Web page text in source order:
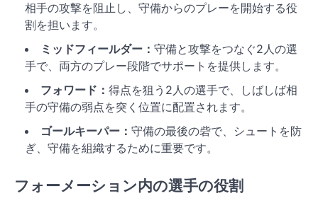
相手の攻撃を阻止し、守備からのプレーを開始する役
割を担います。
ミッドフィールダー： 守備と攻撃をつなぐ2人の選
手で、両方のプレー段階でサポートを提供します。
フォワード： 得点を狙う2人の選手で、しばしば相
手の守備の弱点を突く位置に配置されます。
ゴールキーパー： 守備の最後の砦で、シュートを防
ぎ、守備を組織するために重要です。
フォーメーション内の選手の役割